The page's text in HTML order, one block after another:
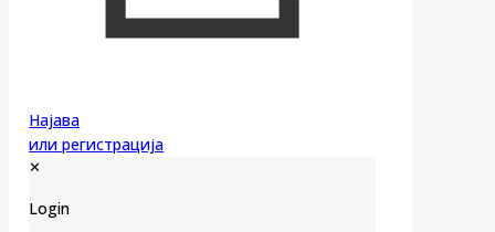
Најава
или регистрација
✕
Login